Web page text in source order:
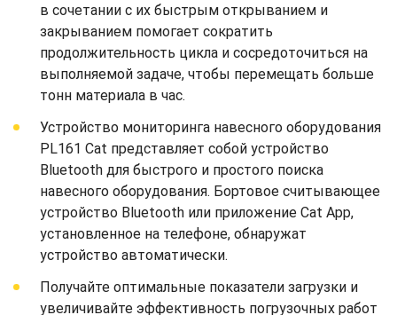
в сочетании с их быстрым открыванием и
закрыванием помогает сократить
продолжительность цикла и сосредоточиться на
выполняемой задаче, чтобы перемещать больше
тонн материала в час.
Устройство мониторинга навесного оборудования
PL161 Cat представляет собой устройство
Bluetooth для быстрого и простого поиска
навесного оборудования. Бортовое считывающее
устройство Bluetooth или приложение Cat App,
установленное на телефоне, обнаружат
устройство автоматически.
Получайте оптимальные показатели загрузки и
увеличивайте эффективность погрузочных работ